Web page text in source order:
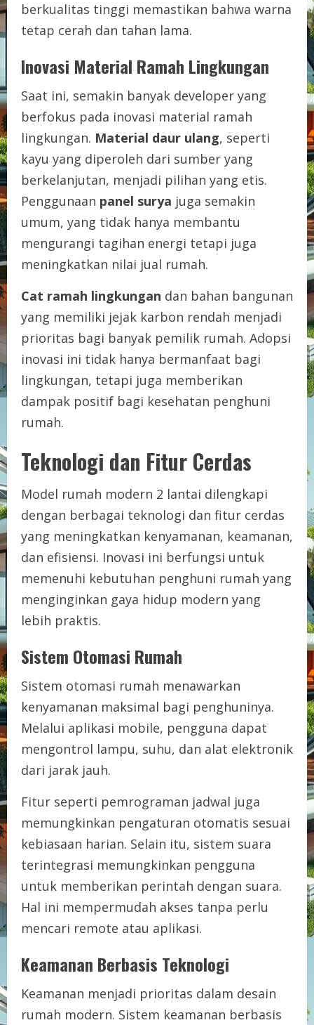
berkualitas tinggi memastikan bahwa warna
tetap cerah dan tahan lama.
Inovasi Material Ramah Lingkungan
Saat ini, semakin banyak developer yang
berfokus pada inovasi material ramah
lingkungan. Material daur ulang, seperti
kayu yang diperoleh dari sumber yang
berkelanjutan, menjadi pilihan yang etis.
Penggunaan panel surya juga semakin
umum, yang tidak hanya membantu
mengurangi tagihan energi tetapi juga
meningkatkan nilai jual rumah.
Cat ramah lingkungan dan bahan bangunan
yang memiliki jejak karbon rendah menjadi
prioritas bagi banyak pemilik rumah. Adopsi
inovasi ini tidak hanya bermanfaat bagi
lingkungan, tetapi juga memberikan
dampak positif bagi kesehatan penghuni
rumah.
Teknologi dan Fitur Cerdas
Model rumah modern 2 lantai dilengkapi
dengan berbagai teknologi dan fitur cerdas
yang meningkatkan kenyamanan, keamanan,
dan efisiensi. Inovasi ini berfungsi untuk
memenuhi kebutuhan penghuni rumah yang
menginginkan gaya hidup modern yang
lebih praktis.
Sistem Otomasi Rumah
Sistem otomasi rumah menawarkan
kenyamanan maksimal bagi penghuninya.
Melalui aplikasi mobile, pengguna dapat
mengontrol lampu, suhu, dan alat elektronik
dari jarak jauh.
Fitur seperti pemrograman jadwal juga
memungkinkan pengaturan otomatis sesuai
kebiasaan harian. Selain itu, sistem suara
terintegrasi memungkinkan pengguna
untuk memberikan perintah dengan suara.
Hal ini mempermudah akses tanpa perlu
mencari remote atau aplikasi.
Keamanan Berbasis Teknologi
Keamanan menjadi prioritas dalam desain
rumah modern. Sistem keamanan berbasis